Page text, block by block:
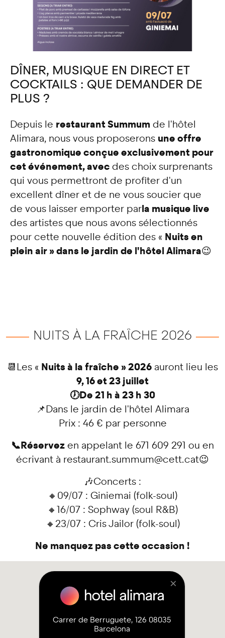
DÎNER, MUSIQUE EN DIRECT ET
COCKTAILS : QUE DEMANDER DE
PLUS ?
Depuis le restaurant Summum de l'hôtel
Alimara, nous vous proposerons une offre
gastronomique conçue exclusivement pour
cet événement, avec des choix surprenants
qui vous permettront de profiter d'un
excellent dîner et de ne vous soucier que
de vous laisser emporter parla musique live
des artistes que nous avons sélectionnés
pour cette nouvelle édition des « Nuits en
plein air » dans le jardin de l'hôtel Alimara😉
NUITS À LA FRAÎCHE 2026
📆Les « Nuits à la fraîche » 2026 auront lieu les
9, 16 et 23 juillet
🕖De 21 h à 23 h 30
📌Dans le jardin de l'hôtel Alimara
Prix : 46 € par personne
📞Réservez en appelant le 671 609 291 ou en
écrivant à restaurant.summum@cett.cat😉
🎶Concerts :
🔸09/07 : Giniemai (folk-soul)
🔸16/07 : Sophway (soul R&B)
🔸23/07 : Cris Jailor (folk-soul)
Ne manquez pas cette occasion !
×
Carrer de Berruguete, 126 08035
Barcelona